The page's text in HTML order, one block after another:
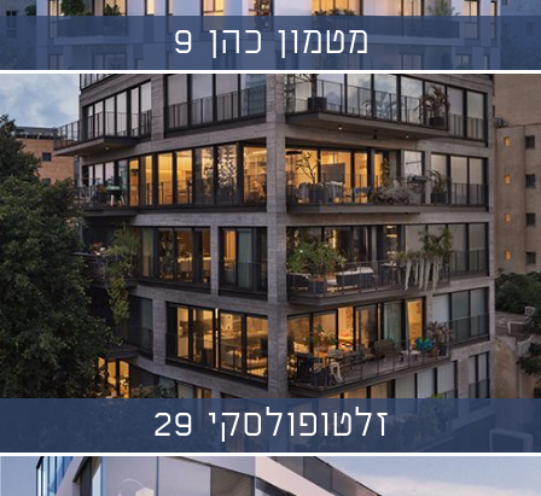
מטמון כהן 9
זלטופולסקי 29